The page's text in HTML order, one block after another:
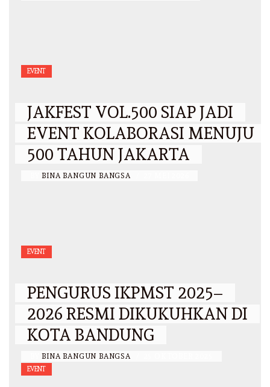
EVENT
JAKFEST VOL.500 SIAP JADI
EVENT KOLABORASI MENUJU
500 TAHUN JAKARTA
BINA BANGUN BANGSA
EVENT
PENGURUS IKPMST 2025–
2026 RESMI DIKUKUHKAN DI
KOTA BANDUNG
BINA BANGUN BANGSA
EVENT